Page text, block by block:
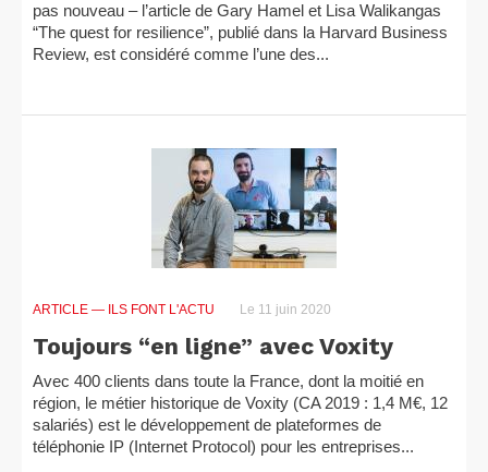
pas nouveau – l’article de Gary Hamel et Lisa Walikangas
“The quest for resilience”, publié dans la Harvard Business
Review, est considéré comme l’une des...
ARTICLE — ILS FONT L'ACTU Le 11 juin 2020
Toujours “en ligne” avec Voxity
Avec 400 clients dans toute la France, dont la moitié en
région, le métier historique de Voxity (CA 2019 : 1,4 M€, 12
salariés) est le développement de plateformes de
téléphonie IP (Internet Protocol) pour les entreprises...